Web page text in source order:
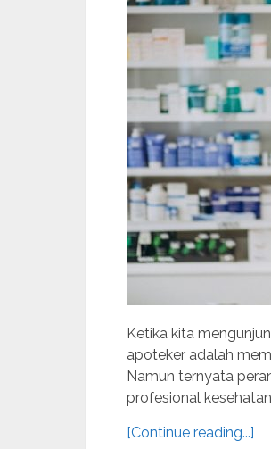
Ketika kita
apoteker adalah
Namun ternyata
profesional
[Continue reading...]